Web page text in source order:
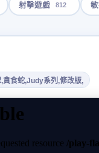
射擊遊戲 812
貪食蛇,Judy系列,修改版,